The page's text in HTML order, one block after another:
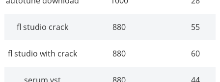
fl studio crack 880 55
fl studio with crack 880 60